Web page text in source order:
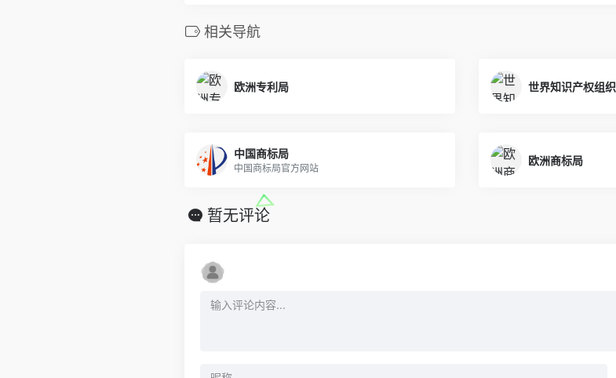
相关导航
欧洲专利局 世界知识产权组织
中国商标局
中国商标局官方网站
欧洲商标局
暂无评论